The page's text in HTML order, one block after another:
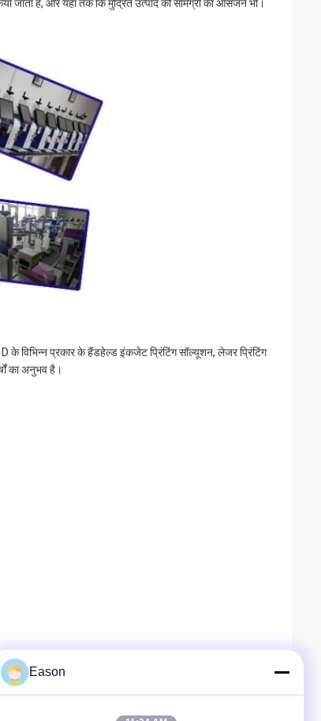
जाता है, और यहां तक ​​कि मुद्रित उत्पाद की सामग्री का आसंजन भी।
के विभिन्न प्रकार के हैंडहेल्ड इंकजेट प्रिंटिंग सॉल्यूशन, लेजर प्रिंटिंग
का अनुभव है।
Eason